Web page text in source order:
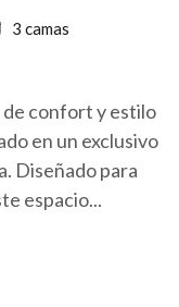
3 camas
confort y estilo
en un exclusivo
Diseñado para
espacio...